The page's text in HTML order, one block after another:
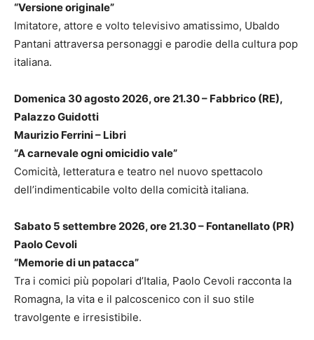
“Versione originale”
Imitatore, attore e volto televisivo amatissimo, Ubaldo
Pantani attraversa personaggi e parodie della cultura pop
italiana.
Domenica 30 agosto 2026, ore 21.30 – Fabbrico (RE),
Palazzo Guidotti
Maurizio Ferrini – Libri
“A carnevale ogni omicidio vale”
Comicità, letteratura e teatro nel nuovo spettacolo
dell’indimenticabile volto della comicità italiana.
Sabato 5 settembre 2026, ore 21.30 – Fontanellato (PR)
Paolo Cevoli
“Memorie di un patacca”
Tra i comici più popolari d’Italia, Paolo Cevoli racconta la
Romagna, la vita e il palcoscenico con il suo stile
travolgente e irresistibile.